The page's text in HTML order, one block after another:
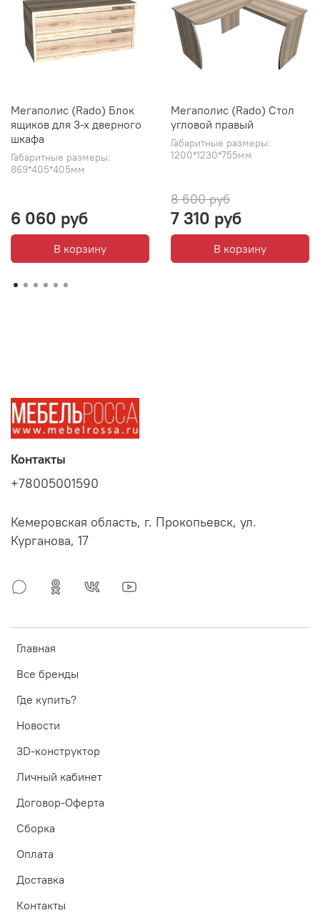
Мегаполис (Rado) Блок
ящиков для 3-х дверного
шкафа
Габаритные размеры:
869*405*405мм
6 060 руб
В корзину
Мегаполис (Rado) Стол
угловой правый
Габаритные размеры:
1200*1230*755мм
8 600 руб
7 310 руб
В корзину
Главная
Все бренды
Где купить?
Новости
3D-конструктор
Личный кабинет
Договор-Оферта
Сборка
Оплата
Доставка
Контакты
Контакты
+78005001590
Кемеровская область, г. Прокопьевск, ул.
Курганова, 17